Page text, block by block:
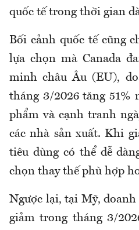
quốc tế trong thời gian
Bối cảnh quốc tế cũng
lựa chọn mà Canada
minh châu Âu (EU),
tháng 3/2026 tăng 51%
phẩm và cạnh tranh
các nhà sản xuất. Khi
tiêu dùng có thể dễ
chọn thay thế phù hợp
Ngược lại, tại Mỹ, doanh
giảm trong tháng 3/